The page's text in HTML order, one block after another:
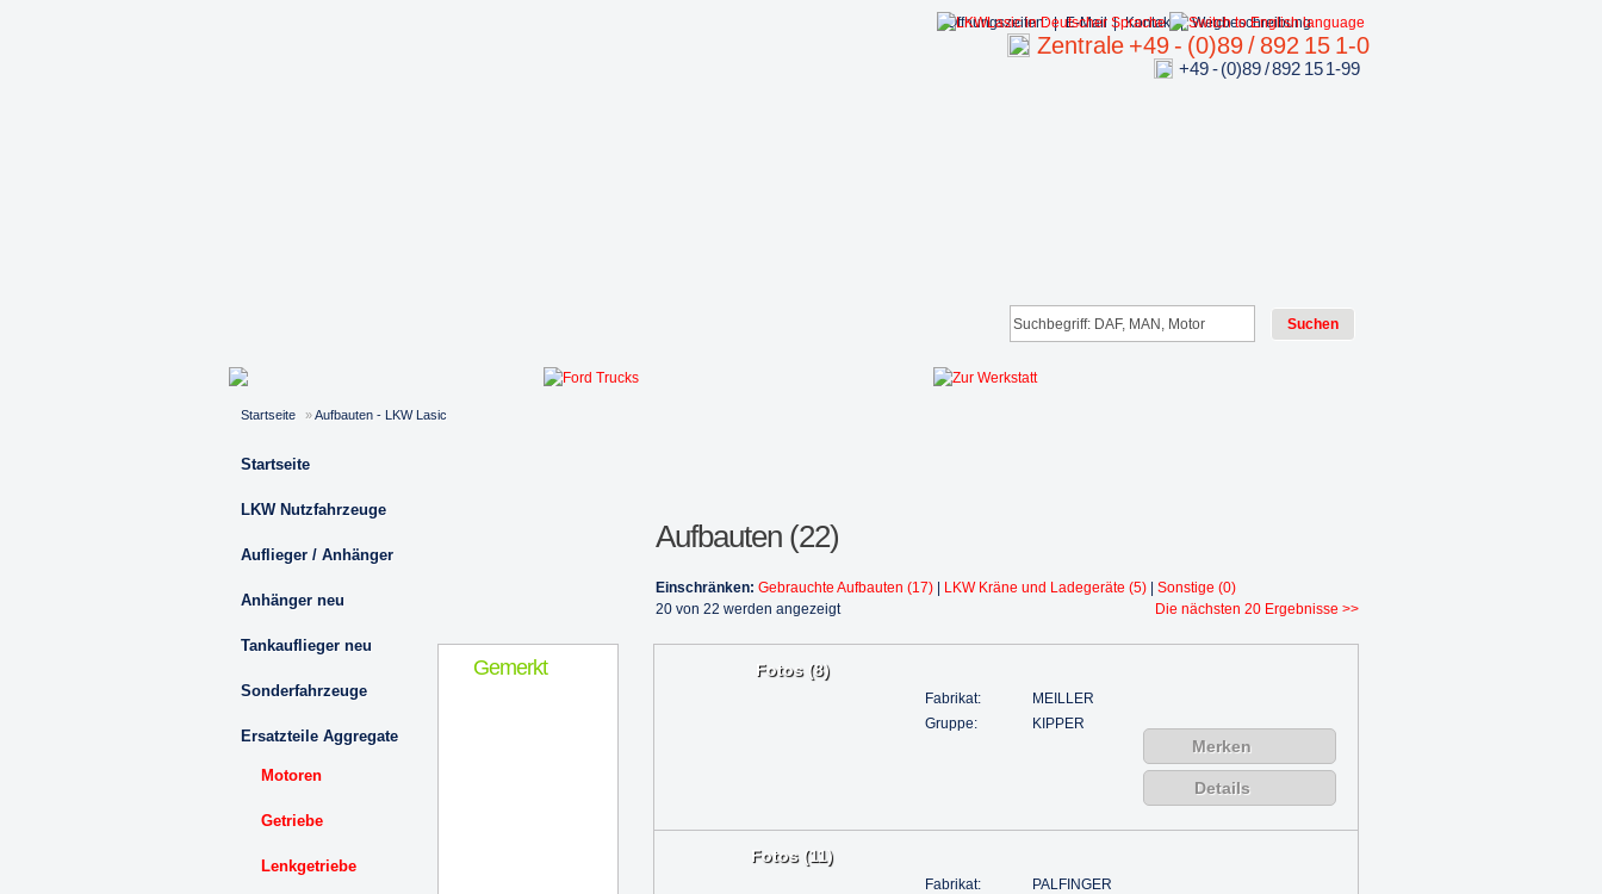
Wegbeschreibung
Kontakt |
E-Mail |
Öffnungszeiten: |
Zentrale +49 - (0)89 / 892 15 1-0
+49 - (0)89 / 892 15 1-99
Startseite »Aufbauten - LKW Lasic
Startseite
LKW Nutzfahrzeuge
Auflieger / Anhänger
Anhänger neu
Tankauflieger neu
Sonderfahrzeuge
Ersatzteile Aggregate
Motoren
Getriebe
Lenkgetriebe
Aufbauten (22)
Einschränken: Gebrauchte Aufbauten (17) LKW Kräne und Ladegeräte (5)
Sonstige (0)
20 von 22 werden angezeigt
Gemerkt
Die nächsten 20 Ergebnisse >>
Fotos (8)
Merken
Details
Fabrikat:
MEILLER
Gruppe:
KIPPER
Fotos (11)
Fabrikat:
PALFINGER